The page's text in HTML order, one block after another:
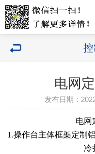
电网
发布日期：
电网
1.操作台主体框架定制
冷